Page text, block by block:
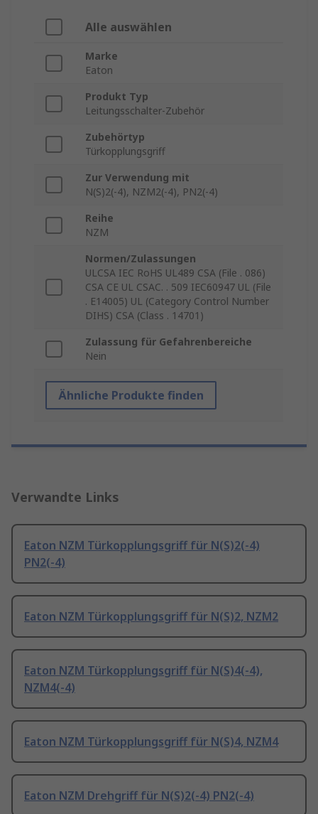
Alle auswählen
Marke
Eaton
Produkt Typ
Leitungsschalter-Zubehör
Zubehörtyp
Türkopplungsgriff
Zur Verwendung mit
N(S)2(-4), NZM2(-4), PN2(-4)
Reihe
NZM
Normen/Zulassungen
ULCSA IEC RoHS UL489 CSA (File . 086)
CSA CE UL CSAC. . 509 IEC60947 UL (File
. E14005) UL (Category Control Number
DIHS) CSA (Class . 14701)
Zulassung für Gefahrenbereiche
Nein
Ähnliche Produkte finden
Verwandte Links
Eaton NZM Türkopplungsgriff für N(S)2(-4)
PN2(-4)
Eaton NZM Türkopplungsgriff für N(S)2, NZM2
Eaton NZM Türkopplungsgriff für N(S)4(-4),
NZM4(-4)
Eaton NZM Türkopplungsgriff für N(S)4, NZM4
Eaton NZM Drehgriff für N(S)2(-4) PN2(-4)